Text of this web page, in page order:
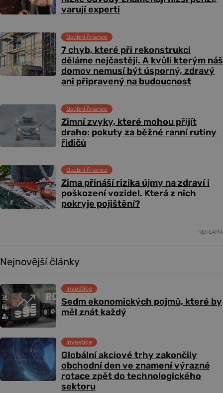
varují experti
7 chyb, které při rekonstrukci
děláme nejčastěji. A kvůli kterým náš
domov nemusí být úsporný, zdravý
ani připravený na budoucnost
Osobní finance
Zimní zvyky, které mohou přijít
draho: pokuty za běžné ranní rutiny
řidičů
Osobní finance
Zima přináší rizika újmy na zdraví i
poškození vozidel. Která z nich
pokryje pojištění?
Osobní finance
REKLAMA
Nejnovější články
Sedm ekonomických pojmů, které by
měl znát každý
Investice
Globální akciové trhy zakončily
obchodní den ve znamení výrazné
rotace zpět do technologického
sektoru
Investice